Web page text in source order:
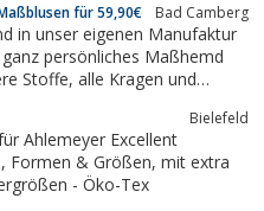
für 59,90€ Bad Camberg
in unser eigenen Manufaktur
persönliches Maßhemd
Kragen und
und
Bielefeld
Ahlemeyer Excellent
- Öko-Tex